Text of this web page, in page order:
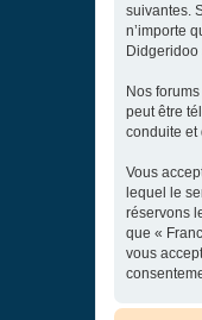
suivantes.
n’importe
Didgeridoo
Nos
peut être
conduite et
Vous
lequel le
réservons
que «
vous